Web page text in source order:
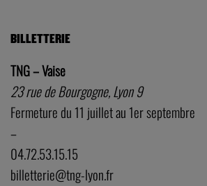
BILLETTERIE
TNG – Vaise
23 rue de Bourgogne, Lyon 9
Fermeture du 11 juillet au 1er septembre
–
04.72.53.15.15
billetterie@tng-lyon.fr